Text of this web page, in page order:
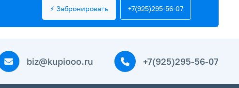
⚡ Забронировать +7(925)295-56-07
biz@kupiooo.ru +7(925)295-56-07